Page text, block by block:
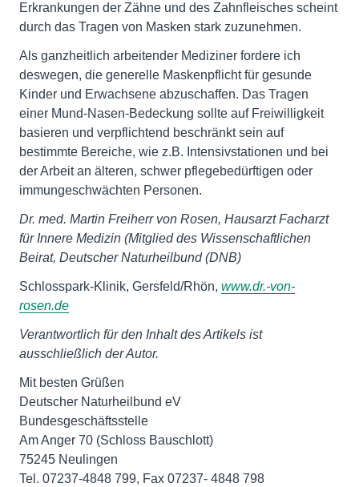
Erkrankungen der Zähne und des Zahnfleisches scheint
durch das Tragen von Masken stark zuzunehmen.
Als ganzheitlich arbeitender Mediziner fordere ich
deswegen, die generelle Maskenpflicht für gesunde
Kinder und Erwachsene abzuschaffen. Das Tragen
einer Mund-Nasen-Bedeckung sollte auf Freiwilligkeit
basieren und verpflichtend beschränkt sein auf
bestimmte Bereiche, wie z.B. Intensivstationen und bei
der Arbeit an älteren, schwer pflegebedürftigen oder
immungeschwächten Personen.
Dr. med. Martin Freiherr von Rosen, Hausarzt Facharzt
für Innere Medizin (Mitglied des Wissenschaftlichen
Beirat, Deutscher Naturheilbund (DNB)
Schlosspark-Klinik, Gersfeld/Rhön, www.dr.-von-
rosen.de
Verantwortlich für den Inhalt des Artikels ist
ausschließlich der Autor.
Mit besten Grüßen
Deutscher Naturheilbund eV
Bundesgeschäftsstelle
Am Anger 70 (Schloss Bauschlott)
75245 Neulingen